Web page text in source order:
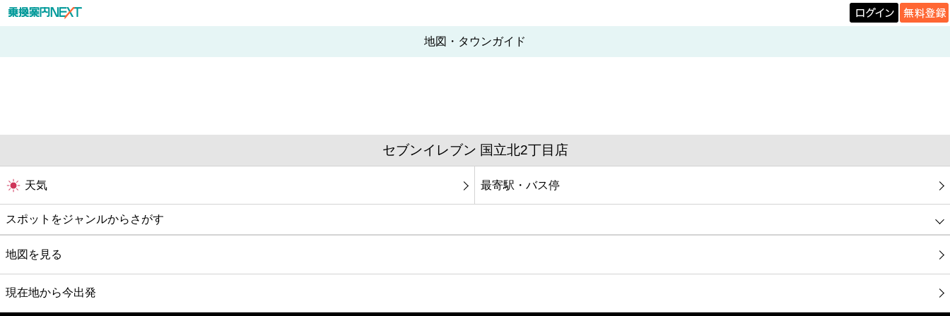
地図・タウンガイド
セブンイレブン 国立北2丁目店
天気 最寄駅・バス停
スポットをジャンルからさがす
グルメ
映画
地図を見る
現在地から今出発